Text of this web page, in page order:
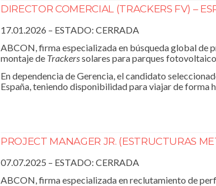
DIRECTOR COMERCIAL (TRACKERS FV) –
17.01.2026 – ESTADO: CERRADA
ABCON, firma especializada en búsqueda global de
montaje de Trackerssolares para parques
En dependencia de Gerencia, el candidato
España, teniendo disponibilidad para viajar de forma
PROJECT MANAGER JR. (ESTRUCTURAS
07.07.2025 – ESTADO: CERRADA
ABCON, firma especializada en reclutamiento de